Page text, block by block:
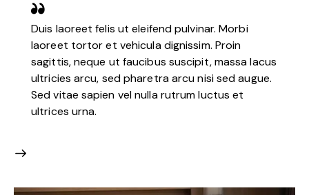
Duis laoreet felis ut eleifend pulvinar. Morbi
laoreet tortor et vehicula dignissim. Proin
sagittis, neque ut faucibus suscipit, massa lacus
ultricies arcu, sed pharetra arcu nisi sed augue.
Sed vitae sapien vel nulla rutrum luctus et
ultrices urna.